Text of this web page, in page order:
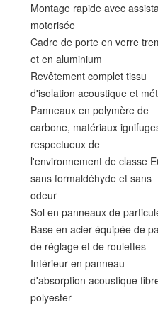
Montage rapide avec
motorisée
Cadre de porte en verre
et en aluminium
Revêtement complet tissu
d'isolation acoustique et
Panneaux en polymère de
carbone, matériaux
respectueux de
l'environnement de classe
sans formaldéhyde et sans
odeur
Sol en panneaux de
Base en acier équipée de
de réglage et de roulettes
Intérieur en panneau
d'absorption acoustique
polyester